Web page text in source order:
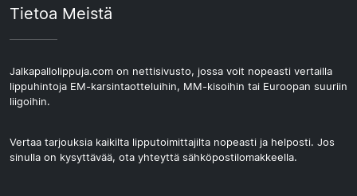
Tietoa Meistä
Jalkapallolippuja.com on nettisivusto, jossa voit nopeasti vertailla
lippuhintoja EM-karsintaotteluihin, MM-kisoihin tai Euroopan suuriin
liigoihin.
Vertaa tarjouksia kaikilta lipputoimittajilta nopeasti ja helposti. Jos
sinulla on kysyttävää, ota yhteyttä sähköpostilomakkeella.